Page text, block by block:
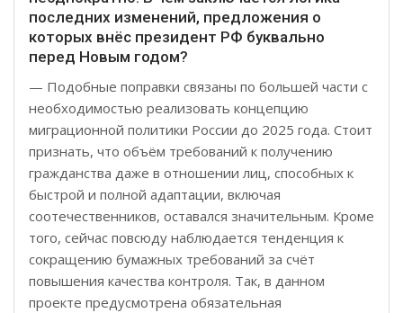
последних изменений, предложения о
которых внёс президент РФ буквально
перед Новым годом?
— Подобные поправки связаны по большей части с
необходимостью реализовать концепцию
миграционной политики России до 2025 года. Стоит
признать, что объём требований к получению
гражданства даже в отношении лиц, способных к
быстрой и полной адаптации, включая
соотечественников, оставался значительным. Кроме
того, сейчас повсюду наблюдается тенденция к
сокращению бумажных требований за счёт
повышения качества контроля. Так, в данном
проекте предусмотрена обязательная